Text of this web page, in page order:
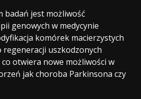
badań jest możliwość
genowych w medycynie
komórek macierzystych
regeneracji uszkodzonych
otwiera nowe możliwości w
jak choroba Parkinsona czy